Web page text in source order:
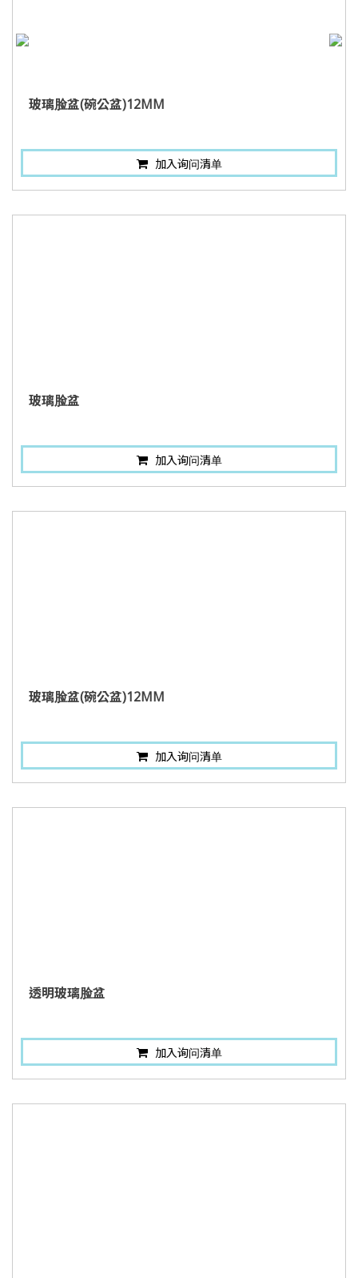
玻璃脸盆(碗公盆)12MM
加入询问清单
玻璃脸盆
加入询问清单
玻璃脸盆(碗公盆)12MM
加入询问清单
透明玻璃脸盆
加入询问清单